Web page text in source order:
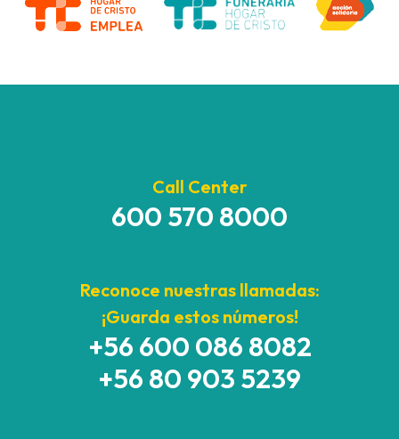
Call Center
600 570 8000
Reconoce nuestras llamadas:
¡Guarda estos números!
+56 600 086 8082
+56 80 903 5239